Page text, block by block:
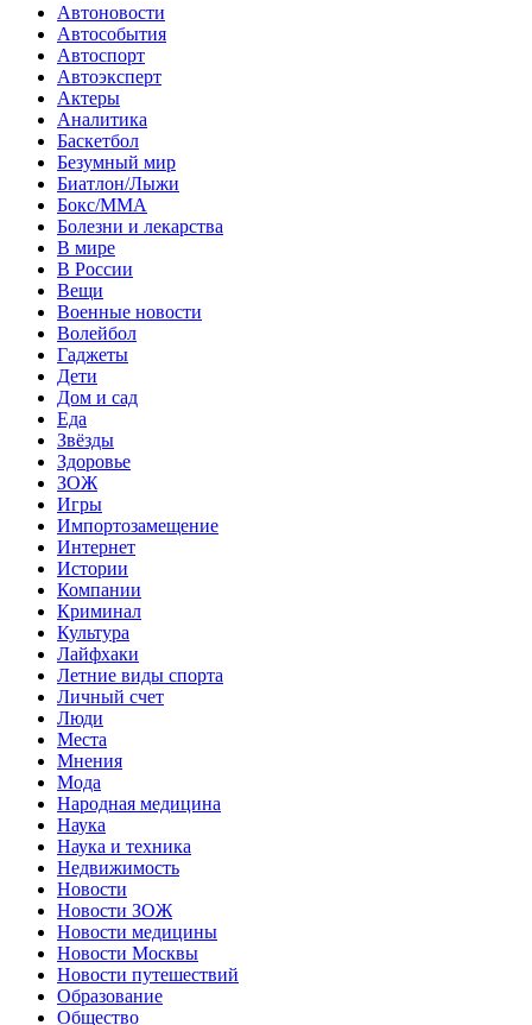
Автоновости
Автособытия
Автоспорт
Автоэксперт
Актеры
Аналитика
Баскетбол
Безумный мир
Биатлон/Лыжи
Бокс/MMA
Болезни и лекарства
В мире
В России
Вещи
Военные новости
Волейбол
Гаджеты
Дети
Дом и сад
Еда
Звёзды
Здоровье
ЗОЖ
Игры
Импортозамещение
Интернет
Истории
Компании
Криминал
Культура
Лайфхаки
Летние виды спорта
Личный счет
Люди
Места
Мнения
Мода
Народная медицина
Наука
Наука и техника
Недвижимость
Новости
Новости ЗОЖ
Новости медицины
Новости Москвы
Новости путешествий
Образование
Общество